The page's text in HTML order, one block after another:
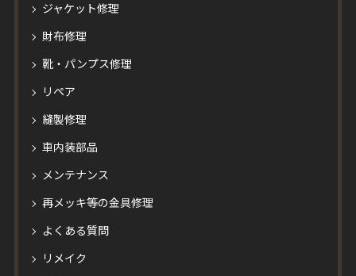
ジャケット修理
財布修理
靴・パンプス修理
リペア
縫製修理
車内装部品
メンテナンス
再メッキ等の金具修理
よくある質問
リメイク